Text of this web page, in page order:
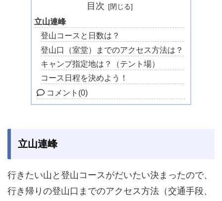
目次
立山連峰
登山コースと日数は？
登山口（室堂）までのアクセス方法は？
キャンプ指定地は？（テント場）
コース日程を決めよう！
コメント (0)
立山連峰
行きたい山と登山コースがだいたい決まったので、
行き帰りの登山口までのアクセス方法（交通手段、